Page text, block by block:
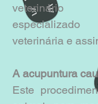
veterinário
veterinária e
A acupuntura
Este